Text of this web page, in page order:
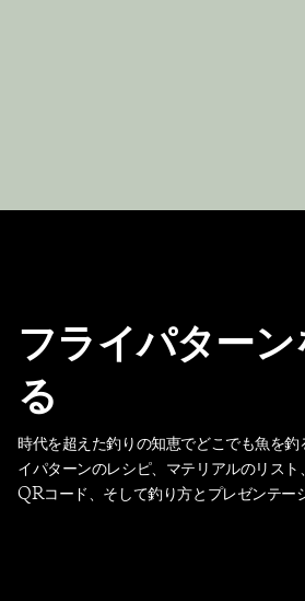
フライパター
る
時代を超えた釣りの知恵でどこでも魚
イパターンのレシピ、マテリアルのリス
QRコード、そして釣り方とプレゼンテー